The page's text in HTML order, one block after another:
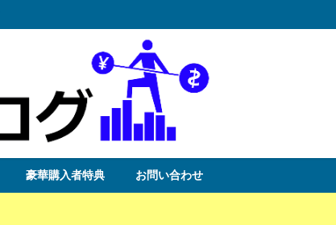
豪華購入者特典 お問い合わせ